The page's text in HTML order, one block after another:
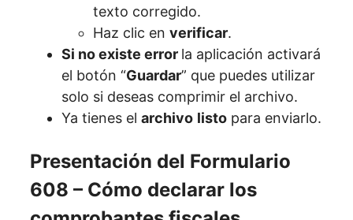
texto corregido.
Haz clic en verificar.
Si no existe error la aplicación activará
el botón “Guardar” que puedes utilizar
solo si deseas comprimir el archivo.
Ya tienes el archivo listo para enviarlo.
Presentación del Formulario
608 – Cómo declarar los